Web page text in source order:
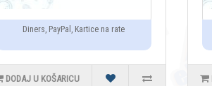
Diners, PayPal, Kartice na rate
DODAJ U KOŠARICU